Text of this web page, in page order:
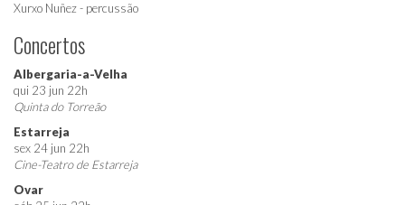
Xurxo Nuñez - percussão
Concertos
Albergaria-a-Velha
qui 23 jun 22h
Quinta do Torreão
Estarreja
sex 24 jun 22h
Cine-Teatro de Estarreja
Ovar